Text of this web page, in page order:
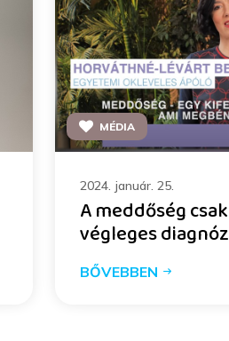
MÉDIA
2024. január. 25.
A meddőség
végleges
BŐVEBBEN